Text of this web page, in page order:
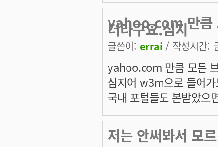
yahoo.com 만큼
더라구요.심지
글쓴이: errai / 작성시간:
yahoo.com 만큼 모든
심지어 w3m으로 들어
국내 포털들도 본받았으
저는 안써봐서 모